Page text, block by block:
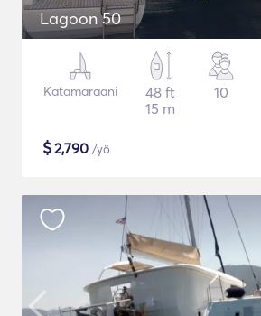
Lagoon 50
Katamaraani
48 ft
15 m
10
$2,790 /yö